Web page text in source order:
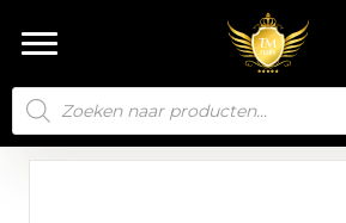
Producten
zoeken